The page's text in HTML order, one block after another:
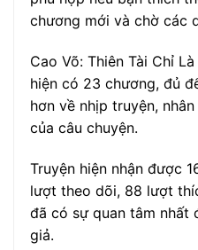
chương mới và chờ các
Cao Võ: Thiên Tài Chỉ
hiện có 23 chương, đủ
hơn về nhịp truyện,
của câu chuyện.
Truyện hiện nhận được
lượt theo dõi, 88 lượt
đã có sự quan tâm nhất
giả.